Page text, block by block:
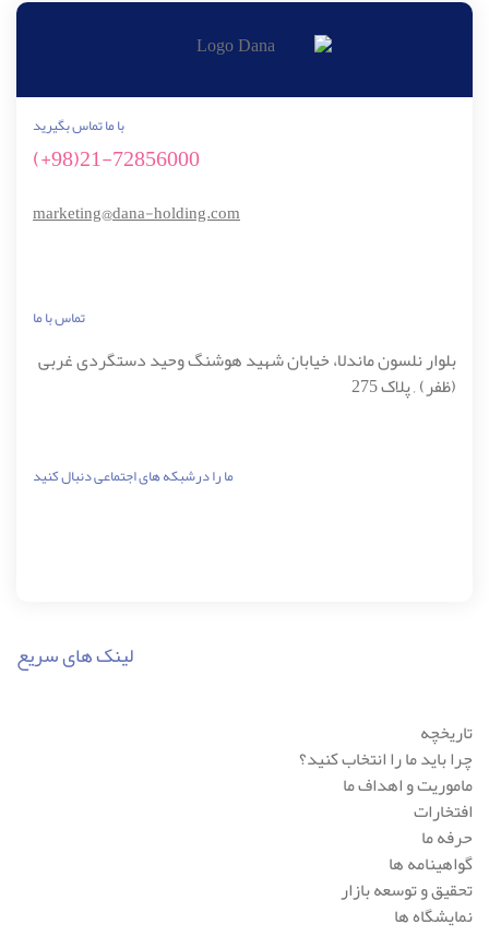
با ما تماس بگیرید
21-72856000(98+)
marketing@dana-holding.com
تماس با ما
بلوار نلسون ماندلا، خیابان شهید هوشنگ وحید دستگردی غربی
(ظفر) , پلاک 275
ما را درشبکه های اجتماعی دنبال کنید
لینک های سریع
تاریخچه
چرا باید ما را انتخاب کنید؟
ماموریت و اهداف ما
افتخارات
حرفه ما
گواهینامه ها
تحقیق و توسعه بازار
نمایشگاه ها